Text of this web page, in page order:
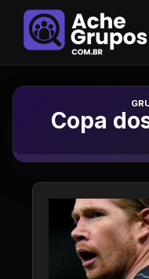
Grupo
Copa